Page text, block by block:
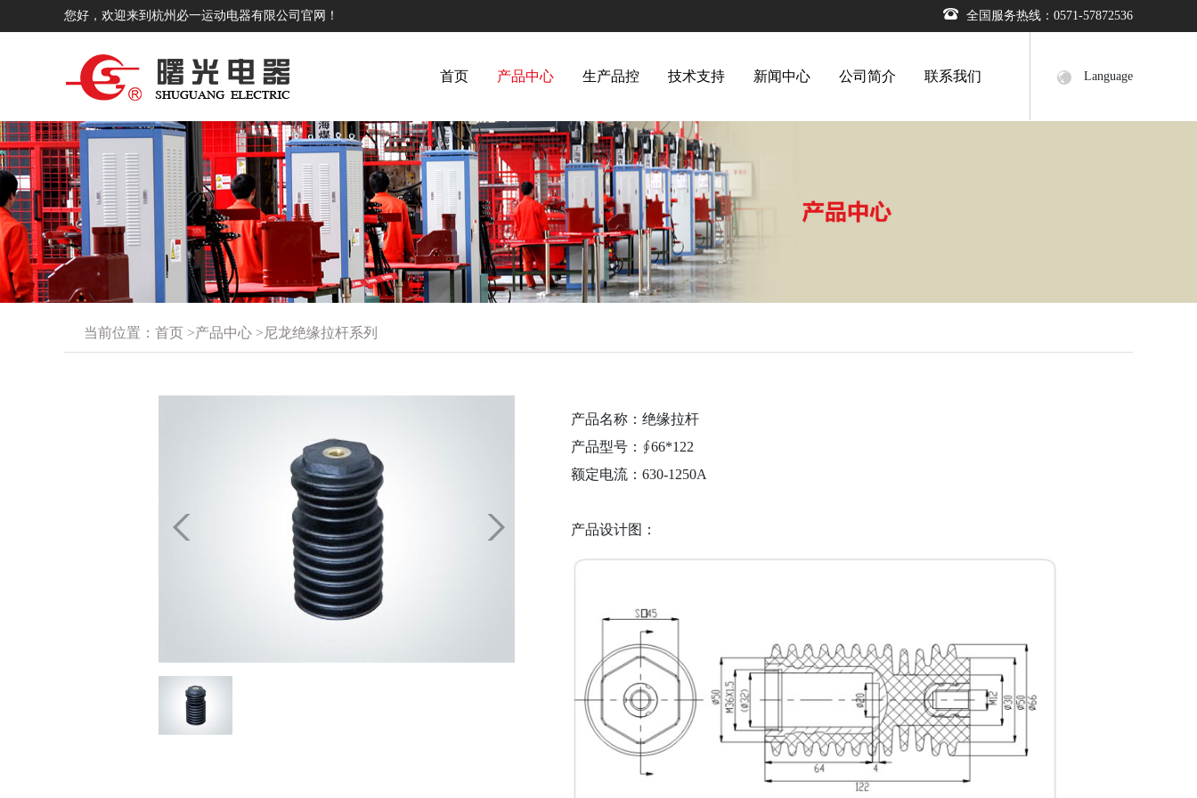
您好，欢迎来到杭州必一运动电器有限公司官网！ 全国服务热线：0571-57872536
Language
首页 产品中心 生产品控 技术支持 新闻中心 公司简介 联系我们
当前位置： 首页 >产品中心 >尼龙绝缘拉杆系列
产品名称：绝缘拉杆
产品型号：∮66*122
额定电流：630-1250A
产品设计图：